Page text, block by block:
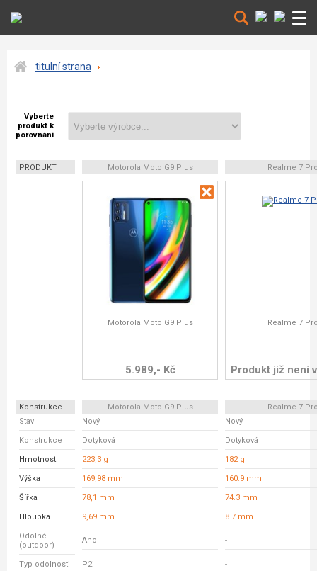
titulní strana
Vyberte
produkt k
porovnání
PRODUKT Motorola Moto G9 Plus Realme 7
Motorola Moto G9 Plus
5.989,- Kč
Realme 7
Produkt již není
Konstrukce Motorola Moto G9 Plus
Realme 7
Stav
Nový Nový
Konstrukce Dotyková Dotyková
Hmotnost 223,3 g 182 g
Výška 169,98 mm 160.9 mm
Šířka 78,1 mm 74.3 mm
Hloubka 9,69 mm 8.7 mm
Odolné
(outdoor)
Ano -
Typ odolnosti P2i -